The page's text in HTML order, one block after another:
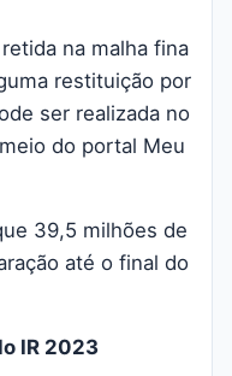
na malha fina
restituição por
ser realizada no
do portal Meu
39,5 milhões de
até o final do
IR 2023